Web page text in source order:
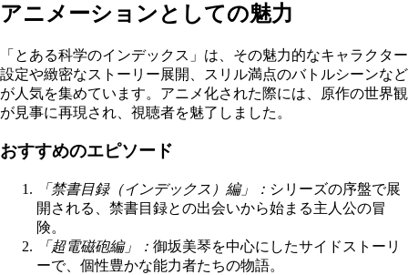
アニメーションとしての魅力
「とある科学のインデックス」は、その魅力的なキャラクター
設定や緻密なストーリー展開、スリル満点のバトルシーンなど
が人気を集めています。アニメ化された際には、原作の世界観
が見事に再現され、視聴者を魅了しました。
おすすめのエピソード
「禁書目録（インデックス）編」： シリーズの序盤で展
開される、禁書目録との出会いから始まる主人公の冒
険。
「超電磁砲編」： 御坂美琴を中心にしたサイドストーリ
ーで、個性豊かな能力者たちの物語。